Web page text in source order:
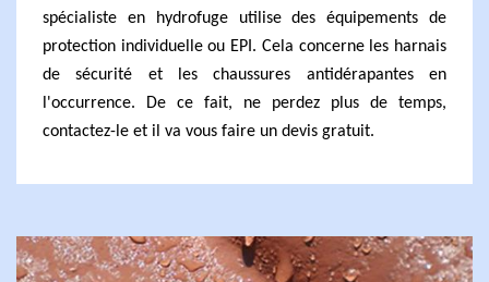
spécialiste en hydrofuge utilise des équipements de
protection individuelle ou EPI. Cela concerne les harnais
de sécurité et les chaussures antidérapantes en
l'occurrence. De ce fait, ne perdez plus de temps,
contactez-le et il va vous faire un devis gratuit.